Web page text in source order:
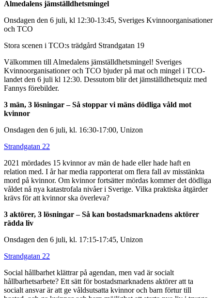
Almedalens jämställdhetsmingel
Onsdagen den 6 juli, kl 12:30-13:45, Sveriges Kvinnoorganisationer
och TCO
Stora scenen i TCO:s trädgård Strandgatan 19
Välkommen till Almedalens jämställdhetsmingel! Sveriges
Kvinnoorganisationer och TCO bjuder på mat och mingel i TCO-
landet den 6 juli kl 12:30. Dessutom blir det jämställdhetsquiz med
Fannys förebilder.
3 män, 3 lösningar – Så stoppar vi mäns dödliga våld mot
kvinnor
Onsdagen den 6 juli, kl. 16:30-17:00, Unizon
Strandgatan 22
2021 mördades 15 kvinnor av män de hade eller hade haft en
relation med. I år har media rapporterat om flera fall av misstänkta
mord på kvinnor. Om kvinnor fortsätter mördas kommer det dödliga
våldet nå nya katastrofala nivåer i Sverige. Vilka praktiska åtgärder
krävs för att kvinnor ska överleva?
3 aktörer, 3 lösningar – Så kan bostadsmarknadens aktörer
rädda liv
Onsdagen den 6 juli, kl. 17:15-17:45, Unizon
Strandgatan 22
Social hållbarhet klättrar på agendan, men vad är socialt
hållbarhetsarbete? Ett sätt för bostadsmarknadens aktörer att ta
socialt ansvar är att ge våldsutsatta kvinnor och barn förtur till